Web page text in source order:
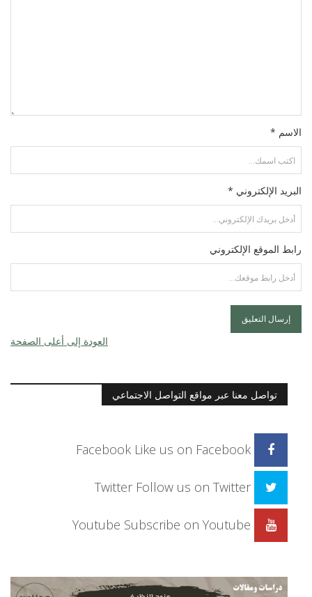
الاسم *
البريد الإلكتروني *
رابط الموقع الإلكتروني
العودة إلى أعلى الصفحة
تواصل معنا عبر مواقع التواصل الاجتماعي
Facebook Like us on Facebook
Twitter Follow us on Twitter
Youtube Subscribe on Youtube